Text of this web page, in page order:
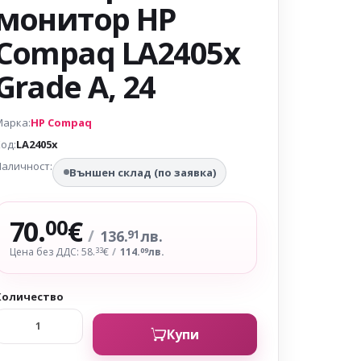
HP
LA2405x
A, 24
HP Compaq
LA2405x
Външен склад (по заявка)
70.00€ / 136.91лв.
Цена без ДДС: 58.33€ / 114.09лв.
Купи